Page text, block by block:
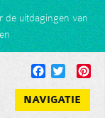
de uitdagingen van
Facebook
Twitter
NAVIGATIE